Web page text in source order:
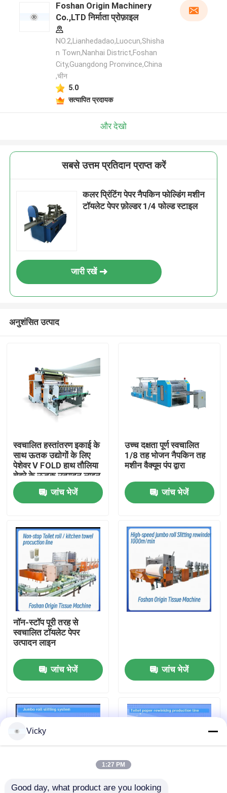
घर
उत्पाद
हमारे बारे में
कारखाने का दौरा
गुणवत्ता नियंत्रण
हमसे संपर्क करें
टिशू पेपर उत्पादन लाइन
Foshan Origin Machinery
Co.,LTD निर्माता प्रोफ़ाइल
NO.2,Lianhedadao,Luocun,Shisha
n Town,Nanhai District,Foshan
City,Guangdong Pronvince,China
,चीन
5.0
सत्यापित प्रदायक
और देखो
सबसे उत्तम प्रतिदान प्राप्त करें
कलर प्रिंटिंग पेपर नैपकिन फोल्डिंग मशीन
टॉयलेट पेपर फ़ोल्डर 1/4 फोल्ड स्टाइल
जारी रखें
अनुशंसित उत्पाद
स्वचालित हस्तांतरण इकाई के
साथ ऊतक उद्योगों के लिए
पेशेवर V FOLD हाथ तौलिया
चेहरे के ऊतक उत्पादन लाइन
जांच भेजें
उच्च दक्षता पूर्ण स्वचालित
1/8 तह भोजन नैपकिन तह
मशीन वैक्यूम पंप द्वारा
जांच भेजें
नॉन-स्टॉप पूरी तरह से
स्वचालित टॉयलेट पेपर
उत्पादन लाइन
जांच भेजें जांच भेजें
Vicky
1:27 PM
Good day, what product are you looking